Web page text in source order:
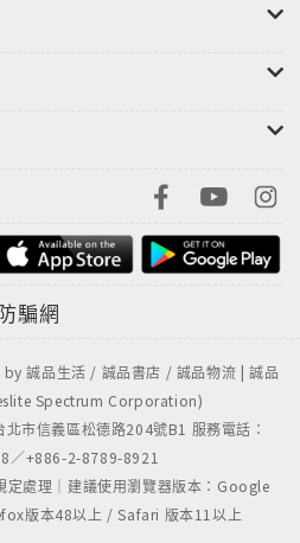
接畫法
顯出作品的線條與焦點，具有
為輔，融入多元素，擅文字雙
的想像空間，字裡行間透露出的批
發現的新角度。
的後盾
發想的外太空。
進入更深一層跨越文化與不受限的
騙網
誠品生活 / 誠品書店 / 誠品物流 | 誠品
Spectrum Corporation)
市信義區松德路204號B1 服務電話：
／+886-2-8789-8921
定處理｜建議使用瀏覽器版本：Google
版本48以上 / Safari 版本11以上